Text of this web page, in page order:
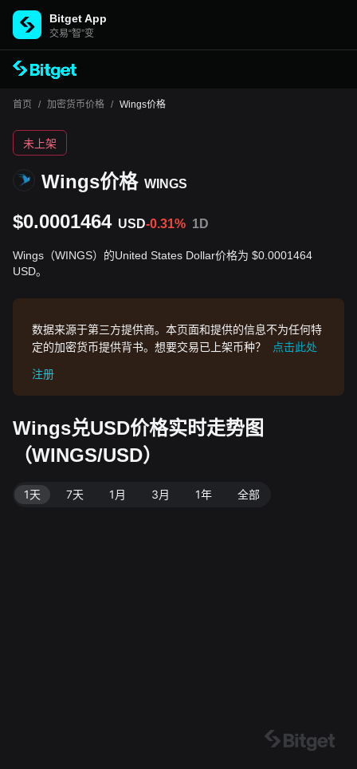
Bitget App
交易“智”变
首页 / 加密货币价格 / Wings价格
Wings价格 WINGS
未上架
$0.0001464 USD-0.31% 1D
Wings（WINGS）的United States Dollar价格为 $0.0001464
USD。
数据来源于第三方提供商。本页面和提供的信息不为任何特
定的加密货币提供背书。想要交易已上架币种？
点击此处
注册
Wings兑USD价格实时走势图
（WINGS/USD）
1天 7天 1月 3月 1年 全部